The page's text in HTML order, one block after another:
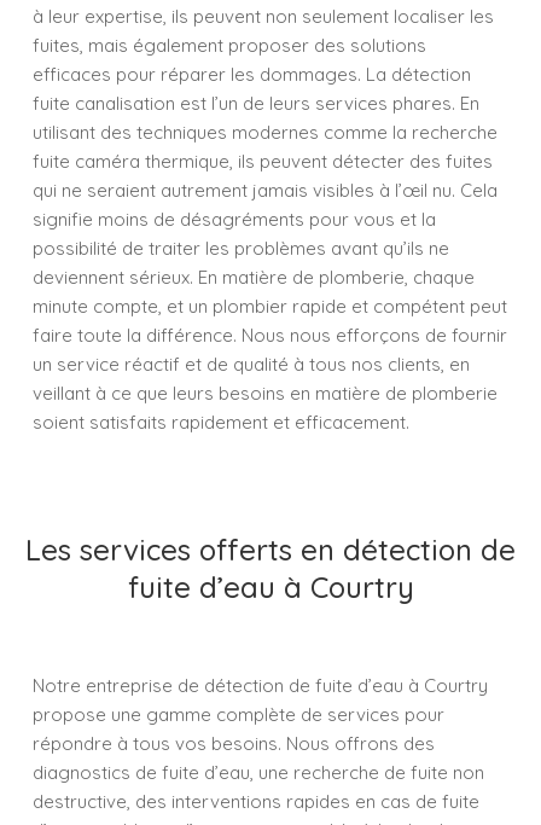
à leur expertise, ils peuvent non seulement localiser les
fuites, mais également proposer des solutions
efficaces pour réparer les dommages. La détection
fuite canalisation est l’un de leurs services phares. En
utilisant des techniques modernes comme la recherche
fuite caméra thermique, ils peuvent détecter des fuites
qui ne seraient autrement jamais visibles à l’œil nu. Cela
signifie moins de désagréments pour vous et la
possibilité de traiter les problèmes avant qu’ils ne
deviennent sérieux. En matière de plomberie, chaque
minute compte, et un plombier rapide et compétent peut
faire toute la différence. Nous nous efforçons de fournir
un service réactif et de qualité à tous nos clients, en
veillant à ce que leurs besoins en matière de plomberie
soient satisfaits rapidement et efficacement.
Les services offerts en détection de
fuite d’eau à Courtry
Notre entreprise de détection de fuite d’eau à Courtry
propose une gamme complète de services pour
répondre à tous vos besoins. Nous offrons des
diagnostics de fuite d’eau, une recherche de fuite non
destructive, des interventions rapides en cas de fuite